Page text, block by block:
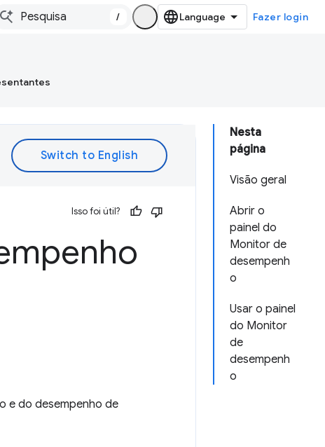
/ Fazer login
Nesta
página
Visão geral
Abrir o
painel do
Monitor de
desempenh
o
Usar o painel
do Monitor
de
desempenh
o
Isso foi útil?
e do desempenho de